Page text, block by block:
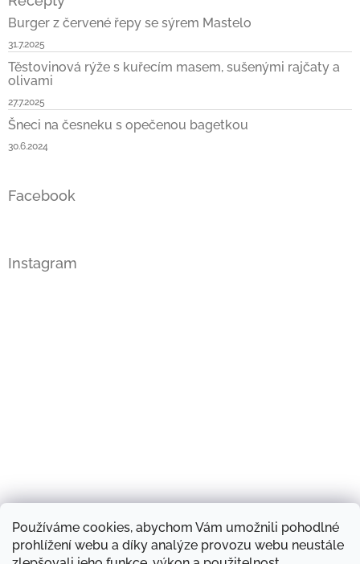
Používáme cookies, abychom Vám umožnili pohodlné
prohlížení webu a díky analýze provozu webu neustále
Burger z červené řepy se sýrem Mastelo
31.7.2025
Těstovinová rýže s kuřecím masem, sušenými rajčaty a
olivami
27.7.2025
Šneci na česneku s opečenou bagetkou
30.6.2024
Facebook
Instagram
Sledovat na Instagramu